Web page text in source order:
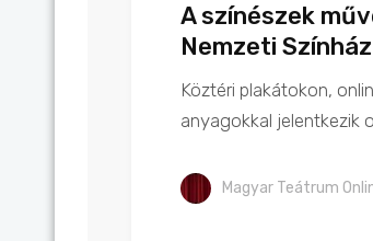
A színészek
Nemzeti Színház
Köztéri plakátokon,
anyagokkal jelentkezik
Magyar Teátrum